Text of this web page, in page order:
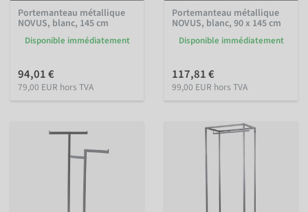
Portemanteau métallique
NOVUS, blanc, 145 cm
Disponible immédiatement
94,01 €
79,00 EUR hors TVA
Portemanteau métallique
NOVUS, blanc, 90 x 145 cm
Disponible immédiatement
117,81 €
99,00 EUR hors TVA